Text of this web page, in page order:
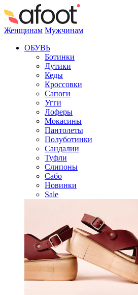
Женщинам Мужчинам
ОБУВЬ
Ботинки
Дутики
Кеды
Кроссовки
Сапоги
Угги
Лоферы
Мокасины
Пантолеты
Полуботинки
Сандалии
Туфли
Слипоны
Сабо
Новинки
Sale